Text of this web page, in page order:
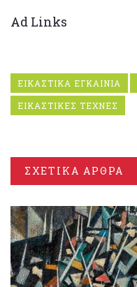
Ad Links
ΕΙΚΑΣΤΙΚΑ ΕΓΚΑΙΝΙΑ
ΕΙΚΑΣΤΙΚΕΣ ΤΕΧΝΕΣ
ΣΧΕΤΙΚΑ ΑΡΘΡΑ